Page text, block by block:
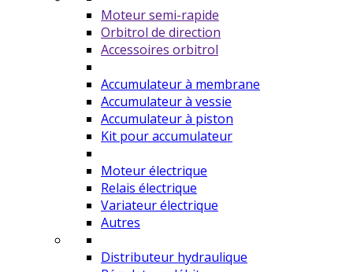
Moteur semi-rapide
Orbitrol de direction
Accessoires orbitrol
Accumulateur à membrane
Accumulateur à vessie
Accumulateur à piston
Kit pour accumulateur
Moteur électrique
Relais électrique
Variateur électrique
Autres
Distributeur hydraulique